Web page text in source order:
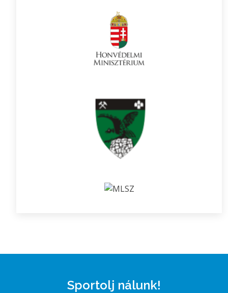
Sportolj nálunk!